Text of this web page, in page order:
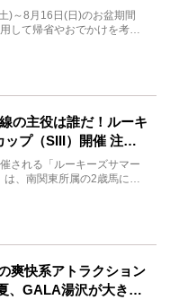
)～8月16日(日)のお盆期間
して帰省やおでかけを考え
の主役は誰だ！ルーキ
ップ（SIII）開催 注目
をチェック
される「ルーキーズサマー
は、南関東所属の2歳馬によ
爽快系アトラクション
、GALA湯沢が大きく